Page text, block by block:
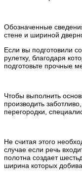
Обозначенные
стене и шириной
Если вы подготовили
рулетку, благодаря
подготовьте прочные
Чтобы выполнить
производить
перегородки,
Не считая этого
случае если речь
полотна создает
ширина которых